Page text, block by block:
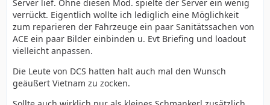
Server lief. Ohne diesen Mod. spielte der Server ein wenig
verrückt. Eigentlich wollte ich lediglich eine Möglichkeit
zum reparieren der Fahrzeuge ein paar Sanitätssachen von
ACE ein paar Bilder einbinden u. Evt Briefing und loadout
vielleicht anpassen.
Die Leute von DCS hatten halt auch mal den Wunsch
geäußert Vietnam zu zocken.